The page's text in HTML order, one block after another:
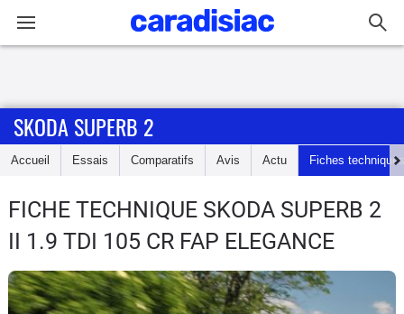
Accueil
Essais
Guide
d'achat
SKODA SUPERB 2
Accueil Essais Comparatifs Avis Actu Fiches techniques
FICHE TECHNIQUE SKODA SUPERB 2
II 1.9 TDI 105 CR FAP ELEGANCE